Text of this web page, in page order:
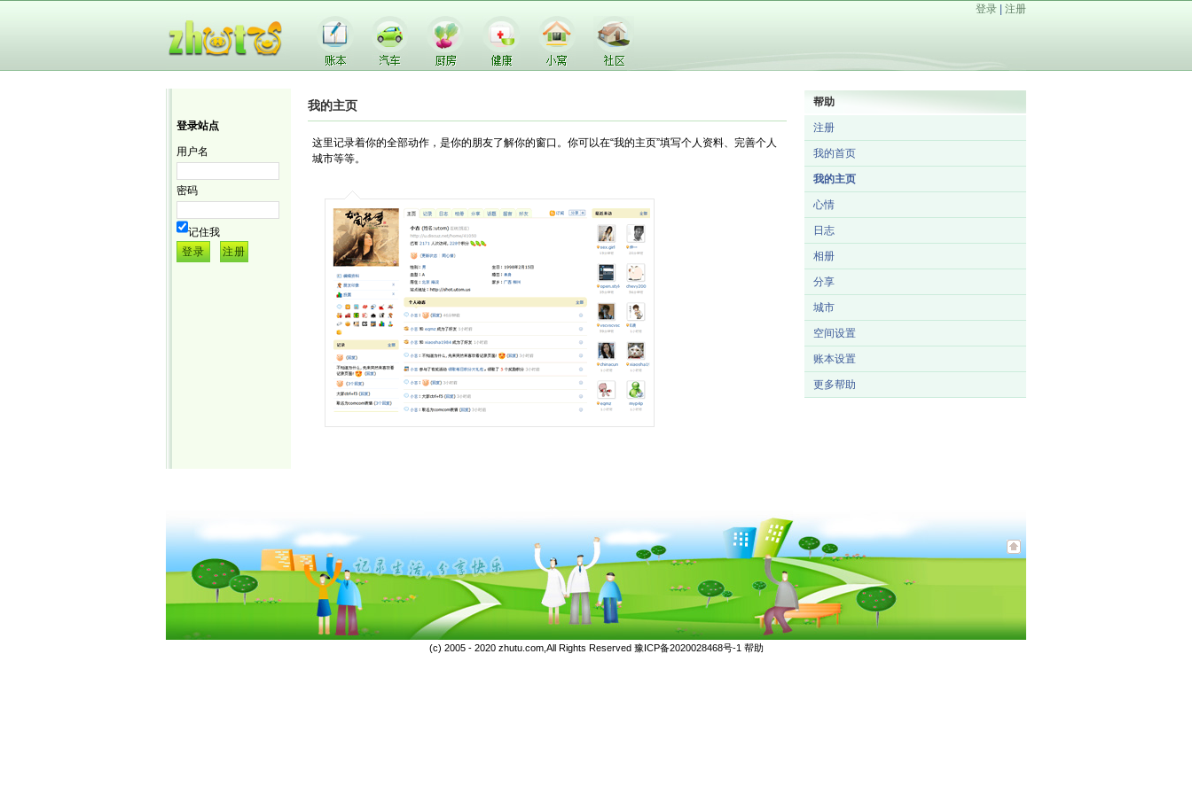
登录 注册
登录站点
用户名
密码
记住我
我的主页
这里记录着你的全部动作，是你的朋友了解你的窗口。你可以在“我的主页”填写个人资料、完善个人
城市等等。
帮助
注册
我的首页
我的主页
心情
日志
相册
分享
城市
空间设置
账本设置
更多帮助
(c) 2005 - 2020 zhutu.com,All Rights Reserved 豫ICP备2020028468号-1 帮助